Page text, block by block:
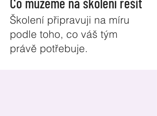
Školení připravuji na míru
podle toho, co váš tým
právě potřebuje.